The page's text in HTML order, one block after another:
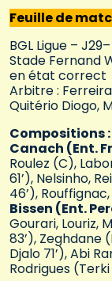
Feuille de
BGL Ligue –
Stade Fernand
en état correct
Arbitre :
Quitério Diogo,
Compositions :
Canach (Ent.
Roulez (C),
61’), Nelsinho,
46’),
Bissen (Ent.
Gourari, Louriz,
83’), Zeghdane
Djalo 71’), Abi
Rodrigues (Terki